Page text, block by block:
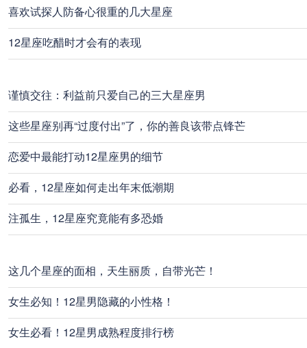
喜欢试探人防备心很重的几大星座
12星座吃醋时才会有的表现
谨慎交往：利益前只爱自己的三大星座男
这些星座别再“过度付出”了，你的善良该带点锋芒
恋爱中最能打动12星座男的细节
必看，12星座如何走出年末低潮期
注孤生，12星座究竟能有多恐婚
这几个星座的面相，天生丽质，自带光芒！
女生必知！12星男隐藏的小性格！
女生必看！12星男成熟程度排行榜